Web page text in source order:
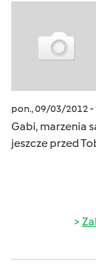
pon., 09/03/2012 -
Gabi, marzenia
jeszcze przed